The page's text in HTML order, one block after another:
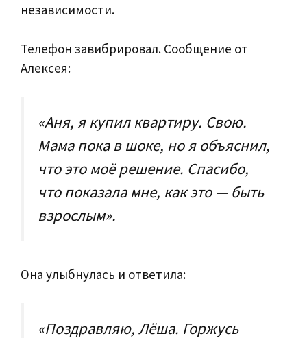
независимости.
Телефон завибрировал. Сообщение от
Алексея:
«Аня, я купил квартиру. Свою.
Мама пока в шоке, но я объяснил,
что это моё решение. Спасибо,
что показала мне, как это — быть
взрослым».
Она улыбнулась и ответила:
«Поздравляю, Лёша. Горжусь